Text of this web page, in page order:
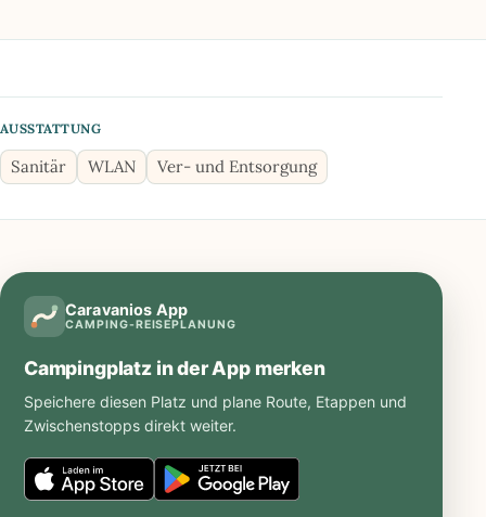
AUSSTATTUNG
Sanitär WLAN Ver- und Entsorgung
Caravanios App
CAMPING-REISEPLANUNG
Campingplatz in der App merken
Speichere diesen Platz und plane Route, Etappen und
Zwischenstopps direkt weiter.
Caravanios
Caravanios